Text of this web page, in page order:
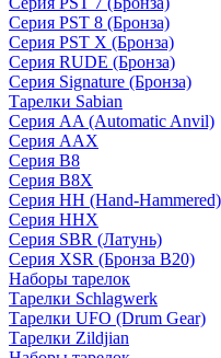
Серия PST 8 (Бронза)
Серия PST X (Бронза)
Серия RUDE (Бронза)
Серия Signature (Бронза)
Тарелки Sabian
Серия AA (Automatic Anvil)
Серия AAX
Серия B8
Серия B8X
Серия HH (Hand-Hammered)
Серия HHX
Серия SBR (Латунь)
Серия XSR (Бронза B20)
Наборы тарелок
Тарелки Schlagwerk
Тарелки UFO (Drum Gear)
Тарелки Zildjian